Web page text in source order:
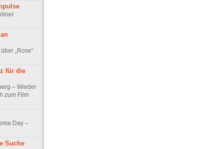
„Rose“
für die
– Wieder
zum Film
Day –
Suche